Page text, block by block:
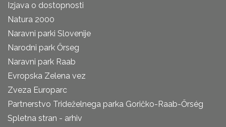
Izjava o dostopnosti
Natura 2000
Naravni parki Slovenije
Narodni park Őrseg
Naravni park Raab
Evropska Zelena vez
Zveza Europarc
Partnerstvo Trideželnega parka Goričko-Raab-Őrség
Spletna stran - arhiv